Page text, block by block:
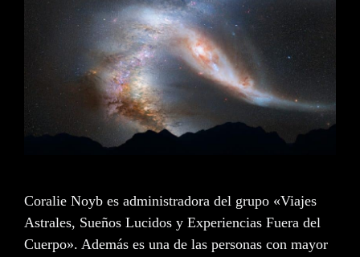
Coralie Noyb es administradora del grupo «Viajes
Astrales, Sueños Lucidos y Experiencias Fuera del
Cuerpo». Además es una de las personas con mayor